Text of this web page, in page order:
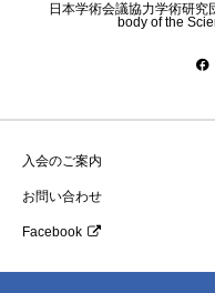
日本学術会議協力学術研
body of the
入会のご案内
お問い合わせ
Facebook